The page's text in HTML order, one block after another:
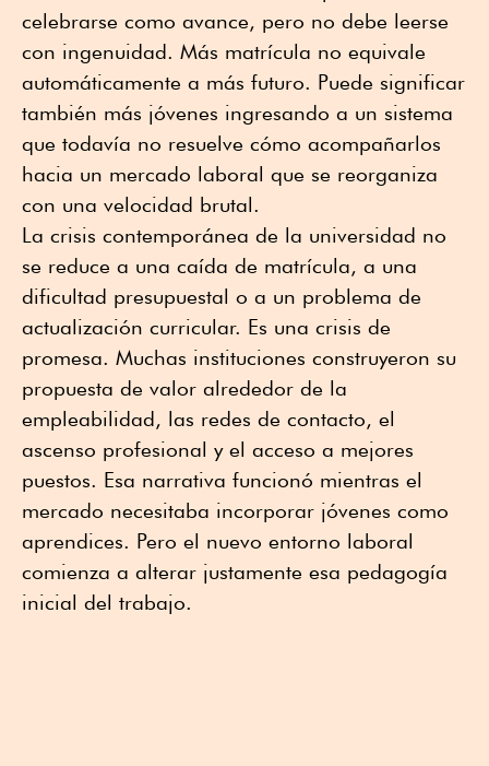
celebrarse como avance, pero no debe leerse
con ingenuidad. Más matrícula no equivale
automáticamente a más futuro. Puede significar
también más jóvenes ingresando a un sistema
que todavía no resuelve cómo acompañarlos
hacia un mercado laboral que se reorganiza
con una velocidad brutal.
La crisis contemporánea de la universidad no
se reduce a una caída de matrícula, a una
dificultad presupuestal o a un problema de
actualización curricular. Es una crisis de
promesa. Muchas instituciones construyeron su
propuesta de valor alrededor de la
empleabilidad, las redes de contacto, el
ascenso profesional y el acceso a mejores
puestos. Esa narrativa funcionó mientras el
mercado necesitaba incorporar jóvenes como
aprendices. Pero el nuevo entorno laboral
comienza a alterar justamente esa pedagogía
inicial del trabajo.